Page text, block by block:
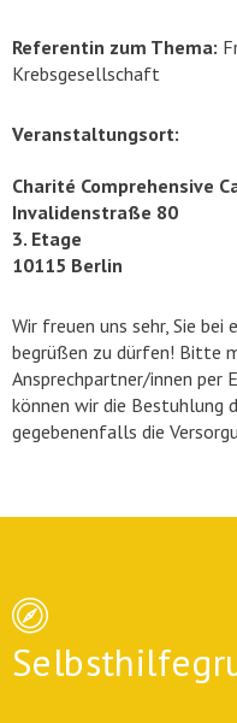
Referentin zum Thema:
Krebsgesellschaft
Veranstaltungsort:
Charité Comprehensive
Invalidenstraße 80
3. Etage
10115 Berlin
Wir freuen uns sehr, Sie bei
begrüßen zu dürfen! Bitte
Ansprechpartner/innen per
können wir die Bestuhlung
gegebenenfalls die